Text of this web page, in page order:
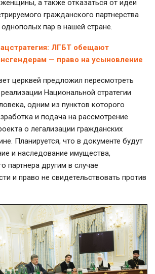
а также отказаться от идеи
гражданского партнерства
пар в нашей стране.
ЛГБТ обещают
— право на усыновление
церквей предложил пересмотреть
Национальной стратегии
одним из пунктов которого
и подача на рассмотрение
о легализации гражданских
Планируется, что в документе будут
и наследование имущества,
партнера другим в случае
и право не свидетельствовать против